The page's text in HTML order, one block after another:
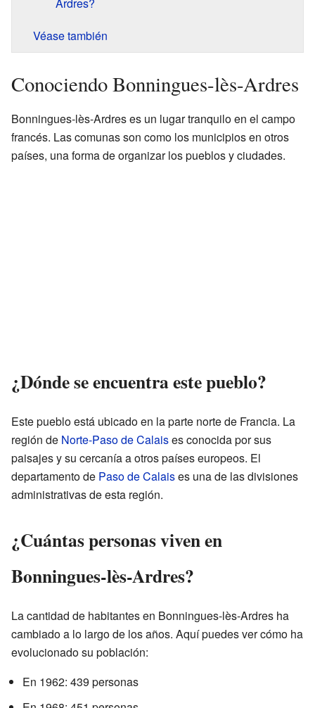
Véase también
Conociendo Bonningues-lès-Ardres
Bonningues-lès-Ardres es un lugar tranquilo en el campo
francés. Las comunas son como los municipios en otros
países, una forma de organizar los pueblos y ciudades.
¿Dónde se encuentra este pueblo?
Este pueblo está ubicado en la parte norte de Francia. La
región de Norte-Paso de Calaises conocida por sus
paisajes y su cercanía a otros países europeos. El
departamento de Paso de Calaises una de las divisiones
administrativas de esta región.
¿Cuántas personas viven en
Bonningues-lès-Ardres?
La cantidad de habitantes en Bonningues-lès-Ardres ha
cambiado a lo largo de los años. Aquí puedes ver cómo ha
evolucionado su población:
En 1962: 439 personas